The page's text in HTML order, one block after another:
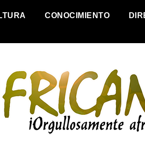
CONOCIMIENTO